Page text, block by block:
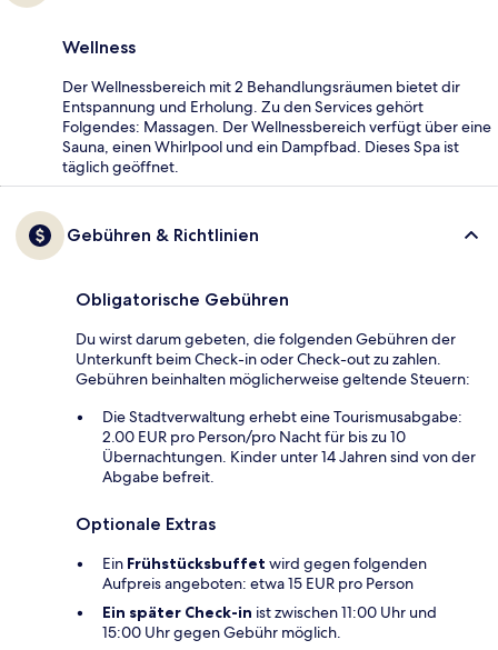
Wellness
Der Wellnessbereich mit 2 Behandlungsräumen bietet dir
Entspannung und Erholung. Zu den Services gehört
Folgendes: Massagen. Der Wellnessbereich verfügt über eine
Sauna, einen Whirlpool und ein Dampfbad. Dieses Spa ist
täglich geöffnet.
Gebühren & Richtlinien
Obligatorische Gebühren
Du wirst darum gebeten, die folgenden Gebühren der
Unterkunft beim Check-in oder Check-out zu zahlen.
Gebühren beinhalten möglicherweise geltende Steuern:
Die Stadtverwaltung erhebt eine Tourismusabgabe:
2.00 EUR pro Person/pro Nacht für bis zu 10
Übernachtungen. Kinder unter 14 Jahren sind von der
Abgabe befreit.
Optionale Extras
Ein Frühstücksbuffet wird gegen folgenden
Aufpreis angeboten: etwa 15 EUR pro Person
Ein später Check-in ist zwischen 11:00 Uhr und
15:00 Uhr gegen Gebühr möglich.